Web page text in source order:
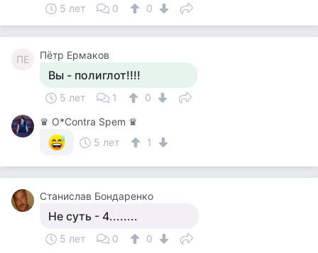
5 лет 0 0
ПЕ Пётр Ермаков
Вы - полиглот!!!!
5 лет 1
0
♛ О*Contra Spem ♛
5 лет
1
Станислав Бондаренко
Не суть - 4........
5 лет 0 0